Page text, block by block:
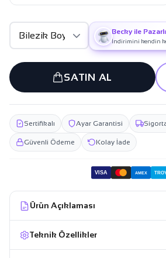
Becky ile
İndirimini kendin
SATIN AL
Sertifikalı Ayar Garantisi
Güvenli Ödeme Kolay İade
VISA AMEX
Ürün Açıklaması
Teknik Özellikler